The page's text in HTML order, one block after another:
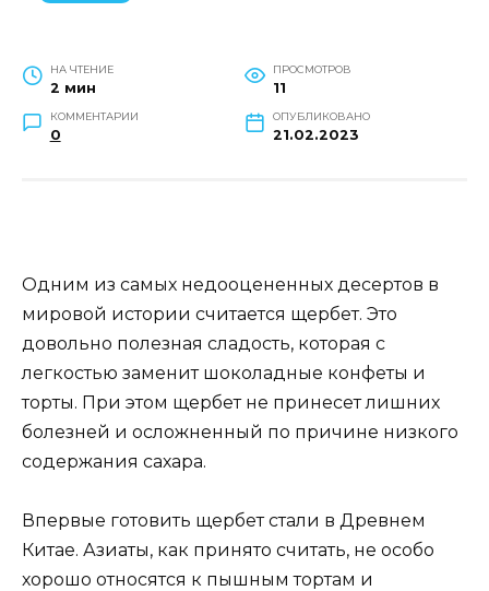
НА ЧТЕНИЕ
2 мин
ПРОСМОТРОВ
11
КОММЕНТАРИИ
0
ОПУБЛИКОВАНО
21.02.2023
Одним из самых недооцененных десертов в
мировой истории считается щербет. Это
довольно полезная сладость, которая с
легкостью заменит шоколадные конфеты и
торты. При этом щербет не принесет лишних
болезней и осложненный по причине низкого
содержания сахара.
Впервые готовить щербет стали в Древнем
Китае. Азиаты, как принято считать, не особо
хорошо относятся к пышным тортам и